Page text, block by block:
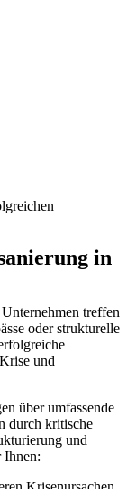
in
treffen
oder strukturelle
und
über umfassende
durch kritische
und
Ihnen: